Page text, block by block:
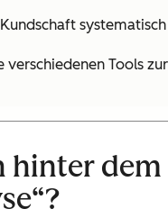
Tools zur
hinter
“?